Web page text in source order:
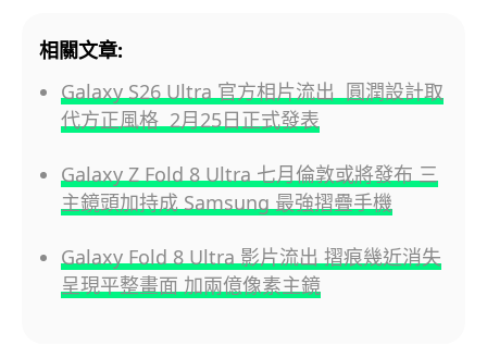
相關文章:
Galaxy S26 Ultra 官方相片流出 圓潤設計取
代方正風格 2月25日正式發表
Galaxy Z Fold 8 Ultra 七月倫敦或將發布 三
主鏡頭加持成 Samsung 最強摺疊手機
Galaxy Fold 8 Ultra 影片流出 摺痕幾近消失
呈現平整畫面 加兩億像素主鏡